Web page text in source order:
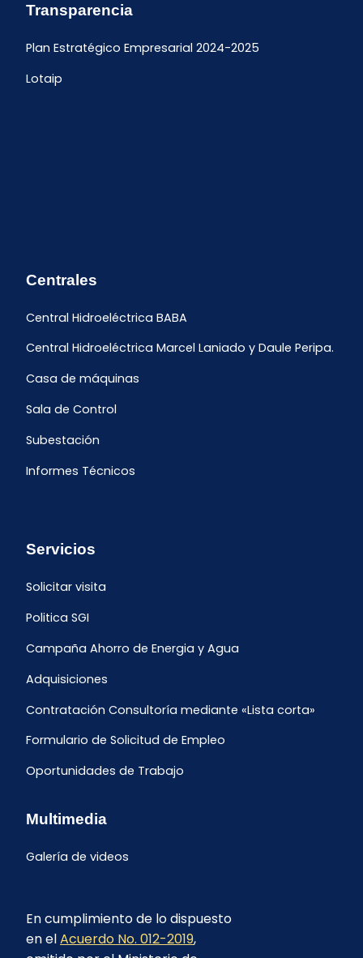
Transparencia
Plan Estratégico Empresarial 2024-2025
Lotaip
Centrales
Central Hidroeléctrica BABA
Central Hidroeléctrica Marcel Laniado y Daule Peripa.
Casa de máquinas
Sala de Control
Subestación
Informes Técnicos
Servicios
Solicitar visita
Politica SGI
Campaña Ahorro de Energia y Agua
Adquisiciones
Contratación Consultoría mediante «Lista corta»
Formulario de Solicitud de Empleo
Oportunidades de Trabajo
Multimedia
Galería de videos
En cumplimiento de lo dispuesto
en elAcuerdo No. 012-2019,